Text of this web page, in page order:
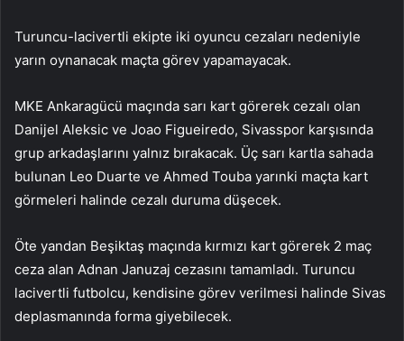
Turuncu-lacivertli ekipte iki oyuncu cezaları nedeniyle
yarın oynanacak maçta görev yapamayacak.
MKE Ankaragücü maçında sarı kart görerek cezalı olan
Danijel Aleksic ve Joao Figueiredo, Sivasspor karşısında
grup arkadaşlarını yalnız bırakacak. Üç sarı kartla sahada
bulunan Leo Duarte ve Ahmed Touba yarınki maçta kart
görmeleri halinde cezalı duruma düşecek.
Öte yandan Beşiktaş maçında kırmızı kart görerek 2 maç
ceza alan Adnan Januzaj cezasını tamamladı. Turuncu
lacivertli futbolcu, kendisine görev verilmesi halinde Sivas
deplasmanında forma giyebilecek.